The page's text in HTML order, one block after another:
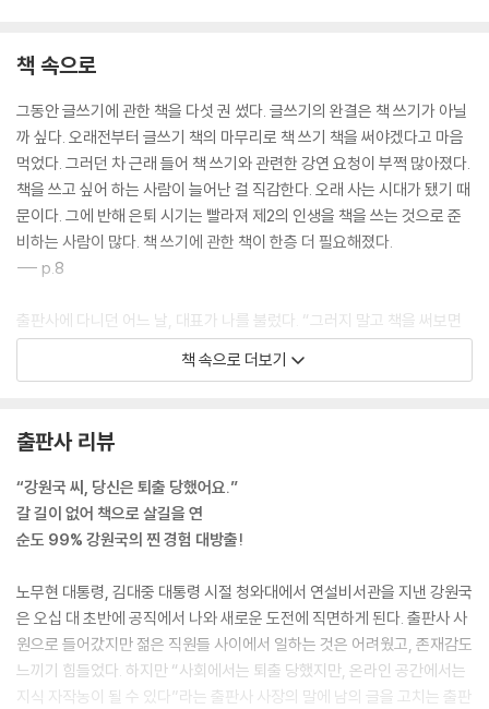
: 퇴고력
저자가 갖춰야 할 의외의 기본기
: 소통력
마음은 언제 움직이는가
: 설득력
3장 책 쓰기 실전연습
그대 잡아 둔 물고기가 있는가
: 평소에 쓰자
책 쓰기는 먼저 산 사람의 책무다
10시간 말하면 한 권의 책이 된다
: 말로 쓰자
죽어라 생각하면 쓸 수 있다
책 속으로
그동안 글쓰기에 관한 책을 다섯 권 썼다. 글쓰기의 완결은 책 쓰기가 아닐
까 싶다. 오래전부터 글쓰기 책의 마무리로 책 쓰기 책을 써야겠다고 마음
먹었다. 그러던 차 근래 들어 책 쓰기와 관련한 강연 요청이 부쩍 많아졌다.
책을 쓰고 싶어 하는 사람이 늘어난 걸 직감한다. 오래 사는 시대가 됐기 때
문이다. 그에 반해 은퇴 시기는 빨라져 제2의 인생을 책을 쓰는 것으로 준
비하는 사람이 많다. 책 쓰기에 관한 책이 한층 더 필요해졌다.
--- p.8
출판사에 다니던 어느 날, 대표가 나를 불렀다. “그러지 말고 책을 써보면
어때요? 두 달간 유급휴직을 줄 테니 집에 가서 책을 써보세요. 이제 강원
국 씨는 오프라인에서 퇴출당했어요. 미련을 갖지 마세요. 어디서 불러주
가 솔깃한 말을 했다. “대신 살길이 있습니다. 온라인 세상에서 살면 됩니
다. 온라인 공간에서 지식 농사를 지어보세요.”
--- p.26
들어서 그 사람이 원하는 말과 글을 만들어주는 일을 했다. 말과 글을 받아
서 말과 글로 되쏴 주는 일로 월급을 받았다. 나뿐 아니라 직장에 다니는 사
람은 대부분 이와 유사하게 살고 있다. 하지만 누구나 언젠가는 직장을 그
만둔다. 더 이상 반사체로 살 수 없는 때가 온다. 그땐 스스로 빛을 내는 발
광체로 살아야 한다.
책 속으로 더보기
출판사 리뷰
“강원국 씨, 당신은 퇴출 당했어요.”
갈 길이 없어 책으로 살길을 연
순도 99% 강원국의 찐 경험 대방출!
노무현 대통령, 김대중 대통령 시절 청와대에서 연설비서관을 지낸 강원국
은 오십 대 초반에 공직에서 나와 새로운 도전에 직면하게 된다. 출판사 사
원으로 들어갔지만 젊은 직원들 사이에서 일하는 것은 어려웠고, 존재감도
느끼기 힘들었다. 하지만 “사회에서는 퇴출 당했지만, 온라인 공간에서는
지식 자작농이 될 수 있다”라는 출판사 사장의 말에 남의 글을 고치는 출판